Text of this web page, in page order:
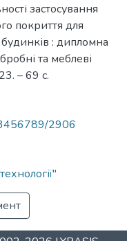
застосування
покриття для
: дипломна
та меблеві
– 69 с.
2906